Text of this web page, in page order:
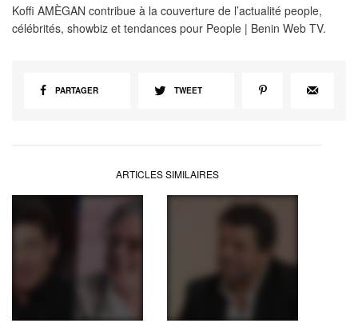
Koffi AMÈGAN contribue à la couverture de l’actualité people,
célébrités, showbiz et tendances pour People | Benin Web TV.
PARTAGER TWEET
ARTICLES SIMILAIRES